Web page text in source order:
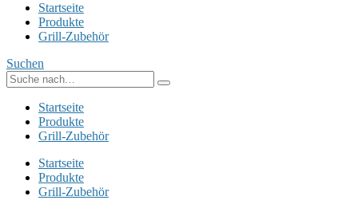
Startseite
Produkte
Grill-Zubehör
Suchen
Startseite
Produkte
Grill-Zubehör
Startseite
Produkte
Grill-Zubehör